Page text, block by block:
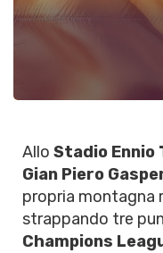
Allo Stadio Ennio
Gian Piero
propria montagna
strappando tre
Champions